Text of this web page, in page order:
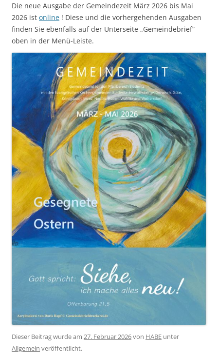
Die neue Ausgabe der Gemeindezeit März 2026 bis Mai
2026 ist online ! Diese und die vorhergehenden Ausgaben
finden Sie ebenfalls auf der Unterseite „Gemeindebrief“
oben in der Menü-Leiste.
Dieser Beitrag wurde am 27. Februar 2026von HABE unter
Allgemein veröffentlicht.